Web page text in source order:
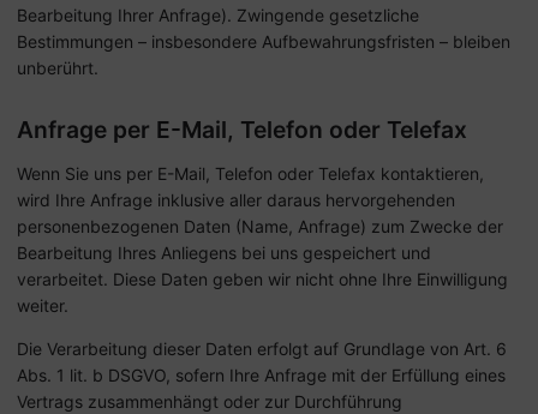
Bearbeitung Ihrer Anfrage). Zwingende gesetzliche
Bestimmungen – insbesondere Aufbewahrungsfristen – bleiben
unberührt.
Anfrage per E-Mail, Telefon oder Telefax
Wenn Sie uns per E-Mail, Telefon oder Telefax kontaktieren,
wird Ihre Anfrage inklusive aller daraus hervorgehenden
personenbezogenen Daten (Name, Anfrage) zum Zwecke der
Bearbeitung Ihres Anliegens bei uns gespeichert und
verarbeitet. Diese Daten geben wir nicht ohne Ihre Einwilligung
weiter.
Die Verarbeitung dieser Daten erfolgt auf Grundlage von Art. 6
Abs. 1 lit. b DSGVO, sofern Ihre Anfrage mit der Erfüllung eines
Vertrags zusammenhängt oder zur Durchführung